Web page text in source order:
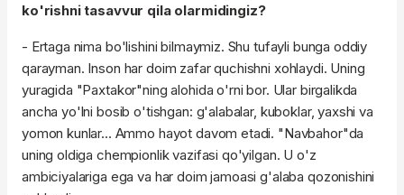
ko'rishni tasavvur qila olarmidingiz?
- Ertaga nima bo'lishini bilmaymiz. Shu tufayli bunga oddiy
qarayman. Inson har doim zafar quchishni xohlaydi. Uning
yuragida "Paxtakor"ning alohida o'rni bor. Ular birgalikda
ancha yo'lni bosib o'tishgan: g'alabalar, kuboklar, yaxshi va
yomon kunlar... Ammo hayot davom etadi. "Navbahor"da
uning oldiga chempionlik vazifasi qo'yilgan. U o'z
ambiciyalariga ega va har doim jamoasi g'alaba qozonishini